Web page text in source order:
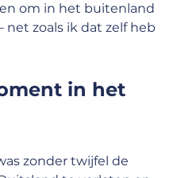
om in het buitenland
zoals ik dat zelf heb
in het
zonder twijfel de